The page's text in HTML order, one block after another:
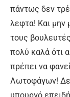
πάντως δεν
λεφτα! Και μην
τους
πολύ καλά ότι
πρέπει να
Λωτοφάγων! Δεν